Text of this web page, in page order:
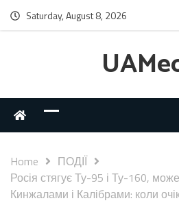
Saturday, August 8, 2026
Home
ПОДІЇ
Росія стягує Ту-95 і Ту-160,
Кинжалами і Калібрами: коли